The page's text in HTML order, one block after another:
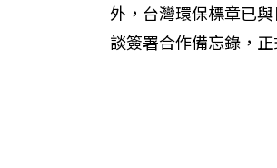
外，台灣環保標章已
談簽署合作備忘錄，